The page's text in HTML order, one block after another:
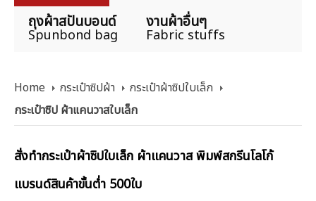
ถุงผ้าสปันบอนด์
Spunbond bag
งานผ้าอื่นๆ
Fabric stuffs
Home กระเป๋าซิปผ้า
กระเป๋าผ้าซิปใบเล็ก
กระเป๋าซิป ผ้าแคนวาสใบเล็ก
สั่งทำกระเป๋าผ้าซิปใบเล็ก ผ้าแคนวาส พิมพ์สกรีนโลโก้
แบรนด์สินค้าขั้นต่ำ 500ใบ